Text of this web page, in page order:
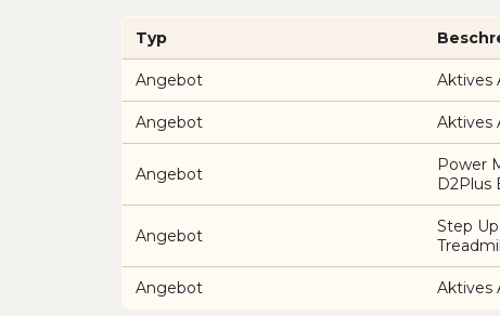
Typ
Angebot Aktives
Angebot Aktives
Angebot
Power
D2Plus
Angebot
Step
Angebot Aktives